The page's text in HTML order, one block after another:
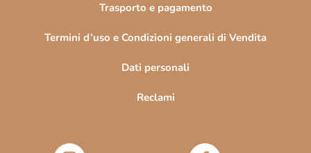
Trasporto e pagamento
Termini d’uso e Condizioni generali di Vendita
Dati personali
Reclami